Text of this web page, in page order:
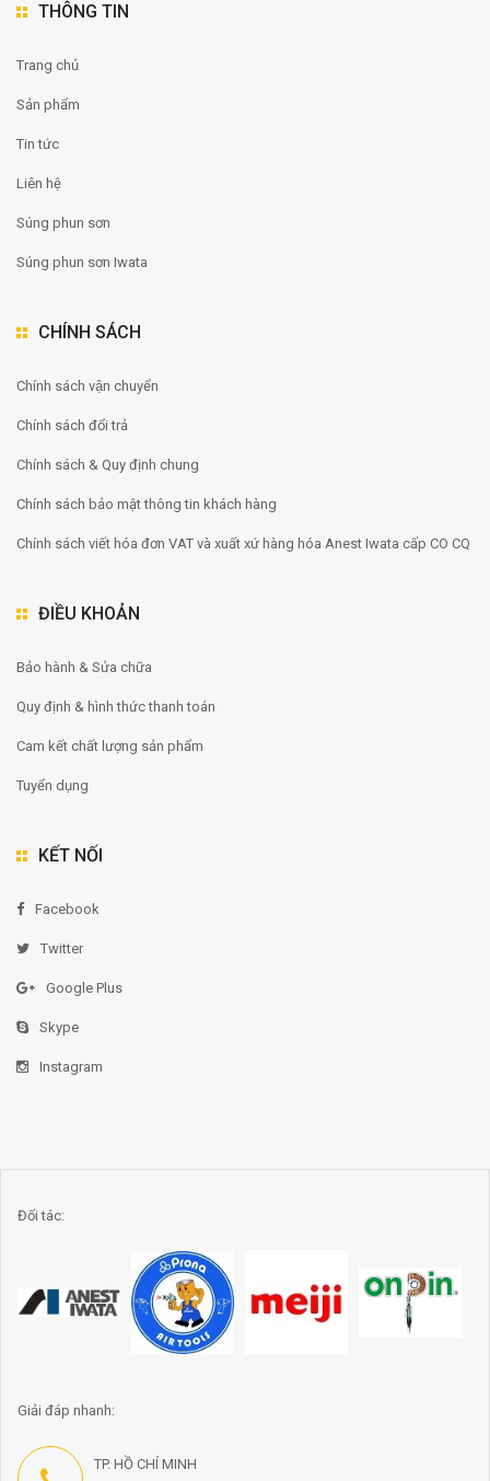
THÔNG TIN
Trang chủ
Sản phẩm
Tin tức
Liên hệ
Súng phun sơn
Súng phun sơn Iwata
CHÍNH SÁCH
Chính sách vận chuyển
Chính sách đổi trả
Chính sách & Quy định chung
Chính sách bảo mật thông tin khách hàng
Chính sách viết hóa đơn VAT và xuất xứ hàng hóa Anest Iwata cấp CO CQ
ĐIỀU KHOẢN
Bảo hành & Sửa chữa
Quy định & hình thức thanh toán
Cam kết chất lượng sản phẩm
Tuyển dụng
KẾT NỐI
Facebook
Twitter
Google Plus
Skype
Instagram
Đối tác:
Giải đáp nhanh:
TP. HỒ CHÍ MINH